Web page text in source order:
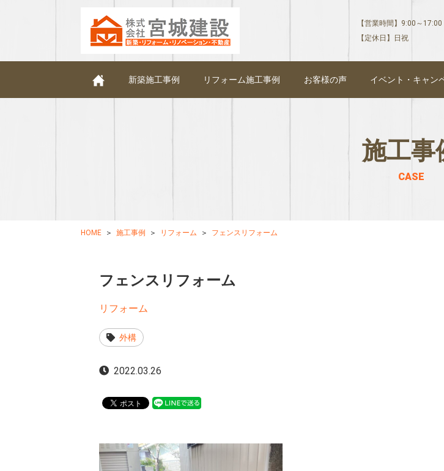
【営業時間】9:00～17:00
【定休日】日祝
新築施工事例 リフォーム施工事例 お客様の声 イベント・キャン
施工事
CASE
HOME 施工事例 リフォーム フェンスリフォーム
フェンスリフォーム
リフォーム
外構
2022.03.26